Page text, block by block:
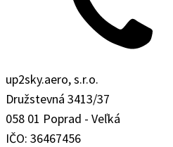
up2sky.aero, s.r.o.
Družstevná 3413/37
058 01 Poprad - Veľká
IČO: 36467456